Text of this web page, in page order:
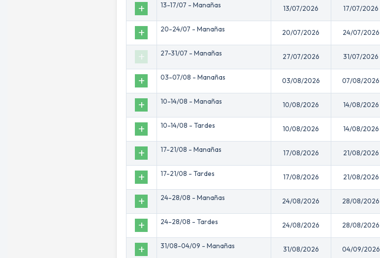
Add 13-17/07 - Manañas 13/07/2026 17/07/2026
Add 20-24/07 - Manañas 20/07/2026 24/07/2026
Add 27-31/07 - Manañas 27/07/2026 31/07/2026
Add 03-07/08 - Manañas 03/08/2026 07/08/2026
Add 10-14/08 - Manañas 10/08/2026 14/08/2026
Add 10-14/08 - Tardes 10/08/2026 14/08/2026
Add 17-21/08 - Manañas 17/08/2026 21/08/2026
Add 17-21/08 - Tardes 17/08/2026 21/08/2026
Add 24-28/08 - Manañas 24/08/2026 28/08/2026
Add 24-28/08 - Tardes 24/08/2026 28/08/2026
Add 31/08-04/09 - Manañas 31/08/2026 04/09/2026